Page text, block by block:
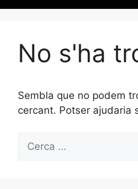
No s'ha
Sembla que no podem
cercant. Potser ajudaria
Cerca: